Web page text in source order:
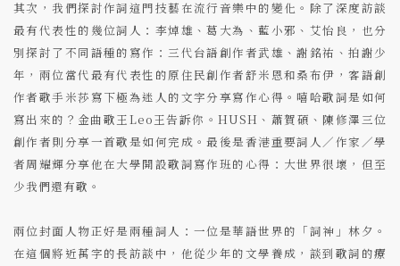
其次，我們探討作詞這門技藝在流行音樂中的變化。除了深度訪談
最有代表性的幾位詞人：李焯雄、葛大為、藍小邪、艾怡良，也分
別探討了不同語種的寫作：三代台語創作者武雄、謝銘祐、拍謝少
年，兩位當代最有代表性的原住民創作者舒米恩和桑布伊，客語創
作者歌手米莎寫下極為迷人的文字分享寫作心得。嘻哈歌詞是如何
寫出來的？金曲歌王Leo王告訴你。HUSH、蕭賀碩、陳修澤三位
創作者則分享一首歌是如何完成。最後是香港重要詞人／作家／學
者周耀輝分享他在大學開設歌詞寫作班的心得：大世界很壞，但至
少我們還有歌。
兩位封面人物正好是兩種詞人：一位是華語世界的「詞神」林夕。
在這個將近萬字的長訪談中，他從少年的文學養成，談到歌詞的療